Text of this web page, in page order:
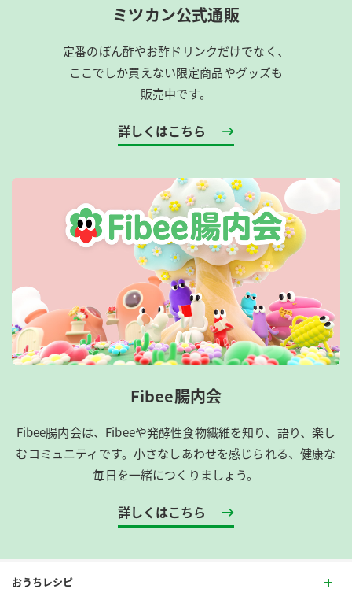
ミツカン公式通販
定番のぽん酢やお酢ドリンクだけでなく、
ここでしか買えない限定商品やグッズも
販売中です。
詳しくはこちら
Fibee腸内会
Fibee腸内会は、​Fibeeや発酵性食物繊維を知り、語り、楽し
むコミュニティです。​小さなしあわせを感じられる、健康な
毎日を一緒につくりましょう。
詳しくはこちら
おうちレシピ